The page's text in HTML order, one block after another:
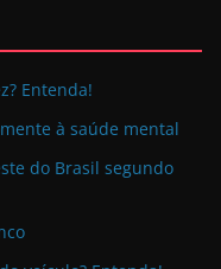
Entenda!
à saúde mental
do Brasil segundo